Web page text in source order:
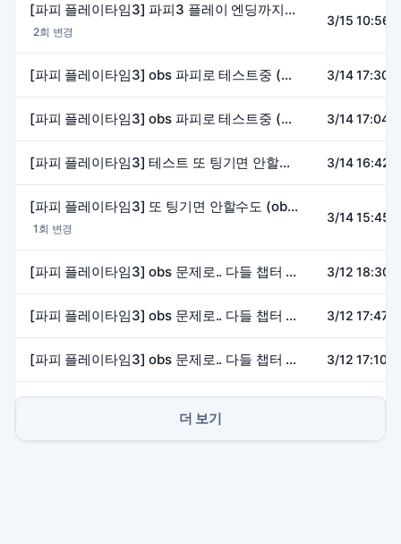
[파피 플레이타임3] 파피3 플레이 엔딩까지 갈수 있을까 (마이크on)
2회 변경
3/15
[파피 플레이타임3] obs 파피로 테스트중 (마이크off) 3/14
[파피 플레이타임3] obs 파피로 테스트중 (마이크off) 3/14
[파피 플레이타임3] 테스트 또 팅기면 안할수도 (obs 문제로..) 엔딩까지 (마이크on) 3/14
[파피 플레이타임3] 또 팅기면 안할수도 (obs 문제로..) 엔딩까지 (마이크on)
1회 변경
3/14
[파피 플레이타임3] obs 문제로.. 다들 챕터 5 하실때 3 다시 연습하기 (마이크on) 3/12
[파피 플레이타임3] obs 문제로.. 다들 챕터 5 하실때 3 다시 연습하기 (마이크on) 3/12
[파피 플레이타임3] obs 문제로.. 다들 챕터 5 하실때 3 다시 연습하기 (마이크on) 3/12
더 보기